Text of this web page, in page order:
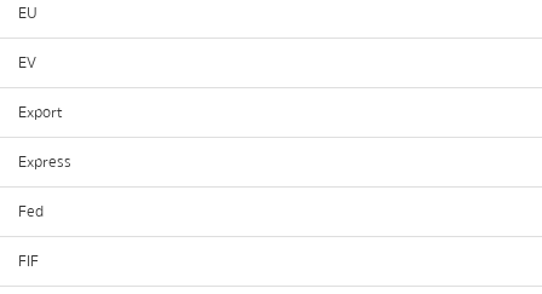
EU
EV
Export
Express
Fed
FIF